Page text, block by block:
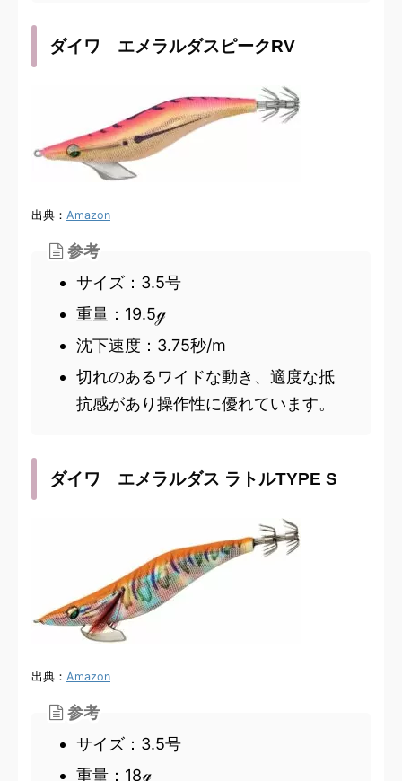
ダイワ エメラルダスピークRV
出典： Amazon
参考
サイズ：3.5号
重量：19.5ℊ
沈下速度：3.75秒/m
切れのあるワイドな動き、適度な抵
抗感があり操作性に優れています。
ダイワ エメラルダス ラトルTYPE S
出典： Amazon
参考
サイズ：3.5号
重量：18ℊ